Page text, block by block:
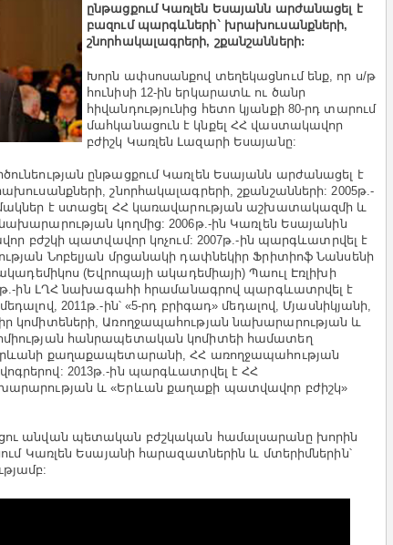
ընթացքում Կառլեն Եսայանն արժանացել է
բազում պարգևների` խրախուսանքների,
շնորհակալագրերի, շքանշանների:
Խորն ափսոսանքով տեղեկացնում ենք, որ ս/թ
հունիսի 12-ին երկարատև ու ծանր
հիվանդությունից հետո կյանքի 80-րդ տարում
մահկանացուն է կնքել ՀՀ վաստակավոր
բժիշկ Կառլեն Լազարի Եսայանը:
ընթացքում Կառլեն Եսայանն արժանացել է
շնորհակալագրերի, շքանշանների: 2005թ.-
է ստացել ՀՀ կառավարության աշխատակազմի և
կողմից: 2006թ.-ին Կառլեն Եսայանին
բժշկի պատվավոր կոչում: 2007թ.-ին պարգևատրվել է
Նոբելյան մրցանակի դափնեկիր Ֆրիտիոֆ Նանսենի
(Եվրոպայի ակադեմիայի) Պաուլ Էռլիխի
ին ԼՂՀ նախագահի հրամանագրով պարգևատրվել է
2011թ.-ին՝ «5-րդ բրիգադ» մեդալով, Մյասնիկյանի,
կոմիտեների, Առողջապահության նախարարության և
հանրապետական կոմիտեի համատեղ
քաղաքապետարանի, ՀՀ առողջապահության
2013թ.-ին պարգևատրվել է ՀՀ
և «Երևան քաղաքի պատվավոր բժիշկ»
անվան պետական բժշկական համալսարանը խորին
Կառլեն Եսայանի հարազատներին և մտերիմներին՝